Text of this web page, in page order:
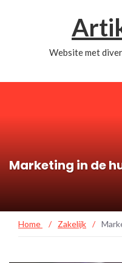
Website met
Marketing in de
Home / Zakelijk /